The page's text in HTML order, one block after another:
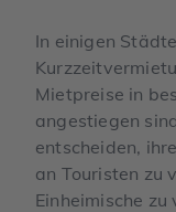
In einigen
Mietpreise in
angestiegen
entscheiden,
an Touristen zu
Einheimische